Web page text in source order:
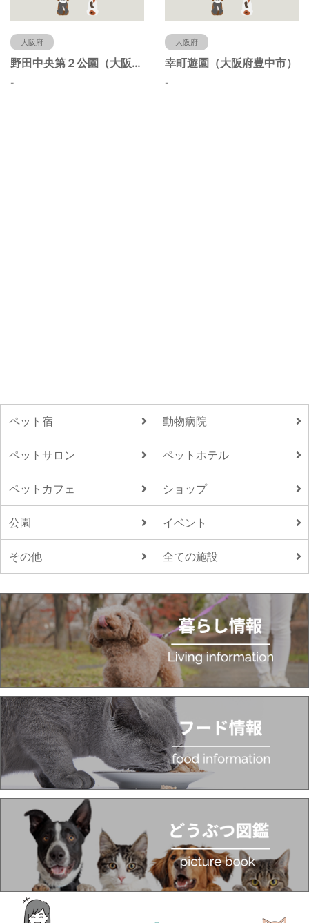
大阪府
野田中央第２公園（大阪府豊中市）
-
大阪府
幸町遊園（大阪府豊中市）
-
ペット宿 動物病院
ペットサロン ペットホテル
ペットカフェ ショップ
公園 イベント
その他 全ての施設